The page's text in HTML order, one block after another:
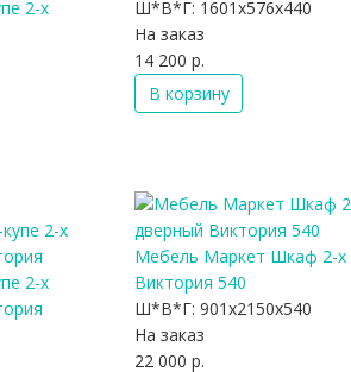
2-х
Ш*В*Г: 1601x576x440
На заказ
14 200 р.
В корзину
2-х
Мебель Маркет Шкаф 2-х
Виктория 540
Ш*В*Г: 901x2150x540
На заказ
22 000 р.